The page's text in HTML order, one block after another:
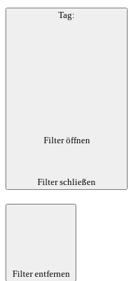
Tag:
Filter öffnen
Filter schließen
Filter entfernen